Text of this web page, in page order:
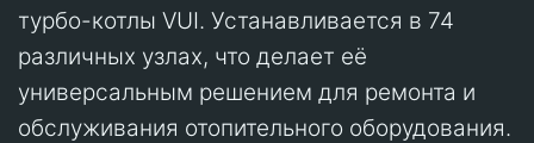
турбо-котлы VUI. Устанавливается в 74
различных узлах, что делает её
универсальным решением для ремонта и
обслуживания отопительного оборудования.